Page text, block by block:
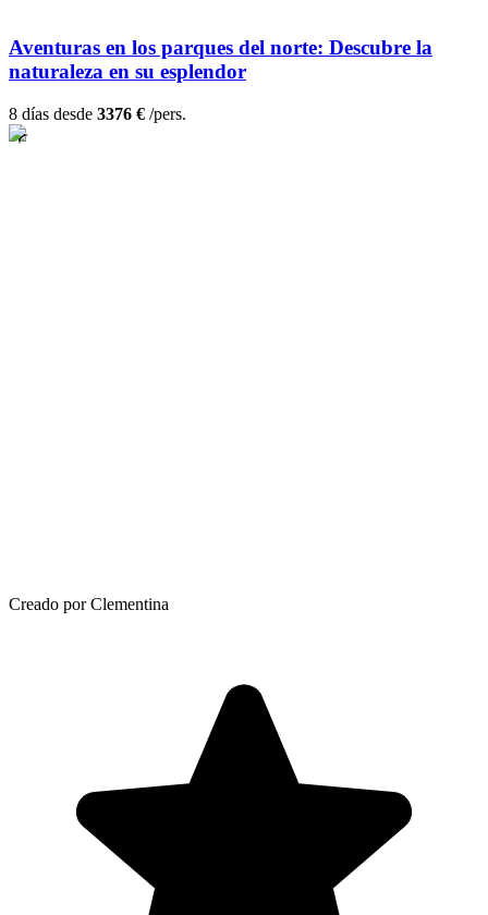
Aventuras en los parques del norte: Descubre la
naturaleza en su esplendor
8 días desde 3376 € /pers.
Creado por Clementina